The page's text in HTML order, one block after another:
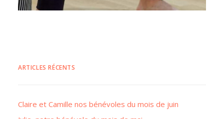
ARTICLES RÉCENTS
Claire et Camille nos bénévoles du mois de juin